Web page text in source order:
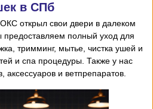
в СПб
открыл свои двери в далеком
предоставляем полный уход для
тримминг, мытье, чистка ушей и
и спа процедуры. Также у нас
и ветпрепаратов.